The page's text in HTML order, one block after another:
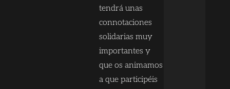
tendrá unas
connotaciones
solidarias muy
importantes y
que os animamos
a que participéis